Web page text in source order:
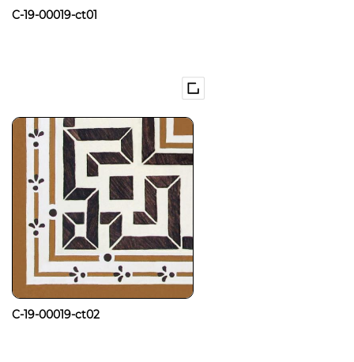
C-19-00019-ct01
C-19-00019-ct02